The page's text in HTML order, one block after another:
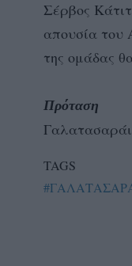
Σέρβος
απουσία του
της ομάδας
Πρόταση
TAGS